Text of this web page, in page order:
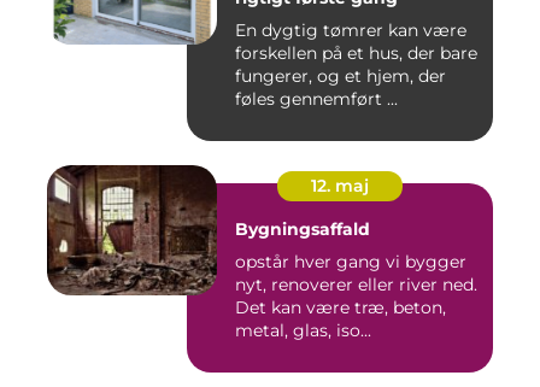
En dygtig tømrer kan være
forskellen på et hus, der bare
fungerer, og et hjem, der
føles gennemført ...
12. maj
Bygningsaffald
opstår hver gang vi bygger
nyt, renoverer eller river ned.
Det kan være træ, beton,
metal, glas, iso...